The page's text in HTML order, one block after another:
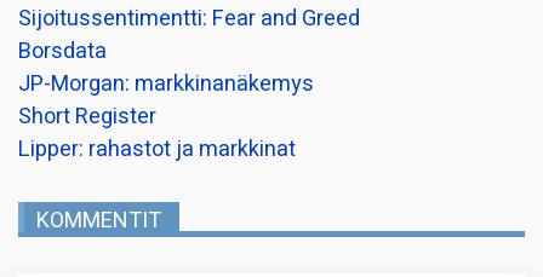
Sijoitussentimentti: Fear and Greed
Borsdata
JP-Morgan: markkinanäkemys
Short Register
Lipper: rahastot ja markkinat
KOMMENTIT